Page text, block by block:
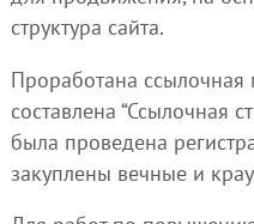
структура сайта.
Проработана
составлена “Ссылочная
была проведена
закуплены вечные и